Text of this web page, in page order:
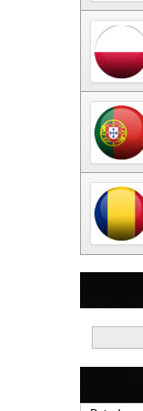
Lahko
učinkoviti.
Martina